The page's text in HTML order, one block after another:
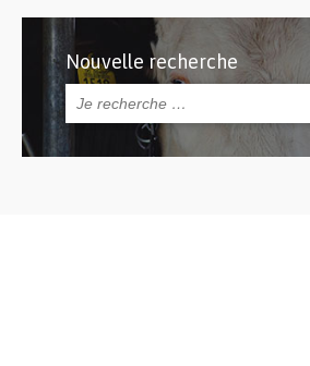
Nouvelle recherche